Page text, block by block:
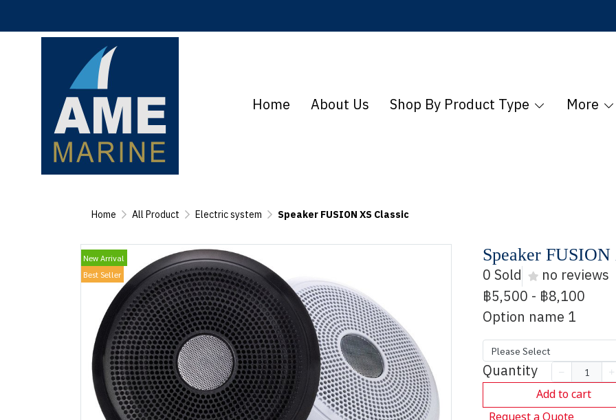
Home About Us Shop By Product Type More
Home All Product Electric system Speaker FUSION XS Classic
New Arrival
Best Seller
Speaker FUSION
0 Sold no reviews
฿5,500 - ฿8,100
Option name 1
Please Select
Quantity
Add to cart